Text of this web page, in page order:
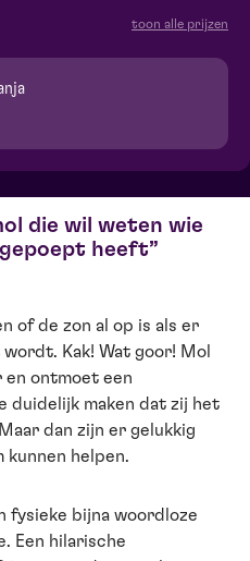
toon alle prijzen
die wil weten wie
heeft
of de zon al op is als er
Kak! Wat goor! Mol
en ontmoet een
duidelijk maken dat zij het
dan zijn er gelukkig
helpen.
fysieke bijna woordloze
Een hilarische